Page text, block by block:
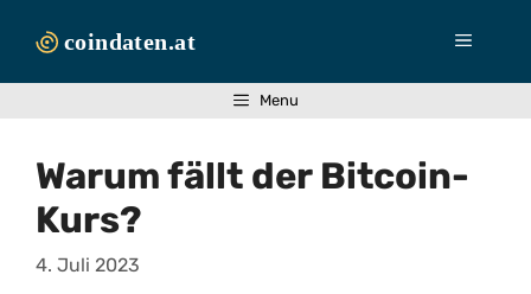
Inhalt
Menü
Menu
Warum fällt der Bitcoin-
Kurs?
4. Juli 2023